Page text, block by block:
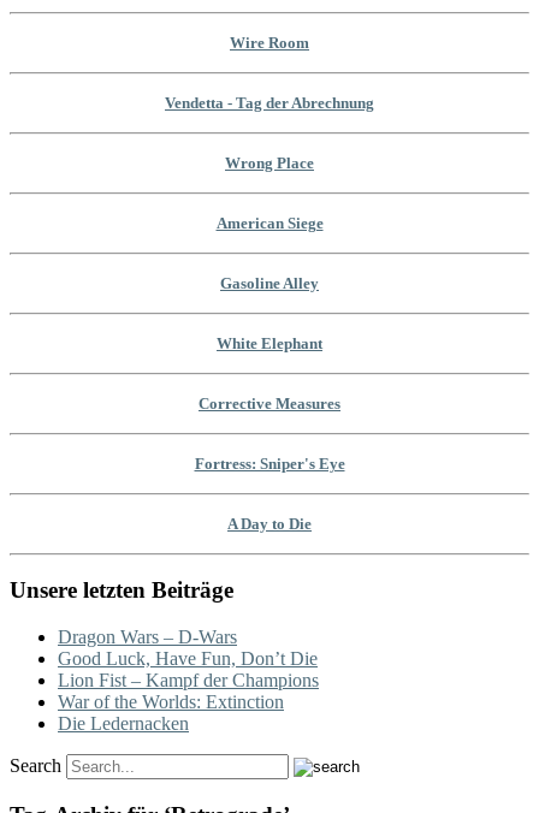
Wire Room
Vendetta - Tag der Abrechnung
Wrong Place
American Siege
Gasoline Alley
White Elephant
Corrective Measures
Fortress: Sniper's Eye
A Day to Die
Unsere letzten Beiträge
Dragon Wars – D-Wars
Good Luck, Have Fun, Don’t Die
Lion Fist – Kampf der Champions
War of the Worlds: Extinction
Die Ledernacken
Search